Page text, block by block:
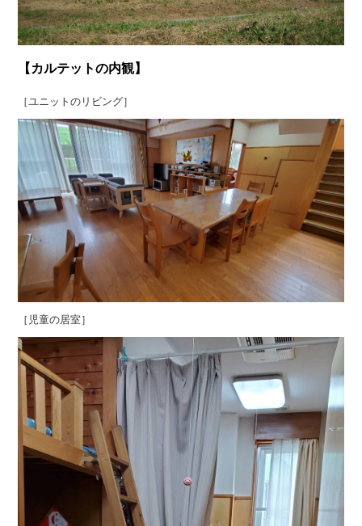
【カルテットの内観】
［ユニットのリビング］
［児童の居室］